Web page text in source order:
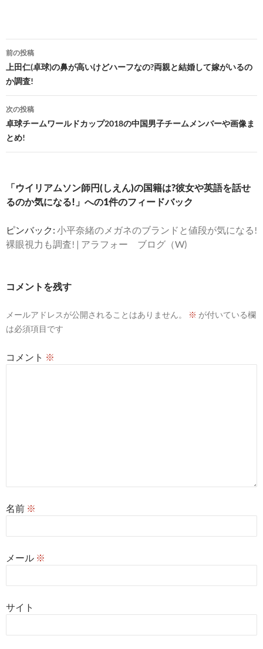
投
稿
ナ
ビ
ゲ
ー
ョ
ン
前の投稿
上田仁(卓球)の鼻が高いけどハーフなの?両親と結婚して嫁がいるの
か調査!
次の投稿
卓球チームワールドカップ2018の中国男子チームメンバーや画像ま
とめ!
「ウイリアムソン師円(しえん)の国籍は?彼女や英語を話せ
るのか気になる!」への1件のフィードバック
ピンバック: 小平奈緒のメガネのブランドと値段が気になる!
裸眼視力も調査! | アラフォー ブログ（W)
コメントを残す
メールアドレスが公開されることはありません。 ※ が付いている欄
は必須項目です
コメント ※
名前 ※
メール ※
サイト